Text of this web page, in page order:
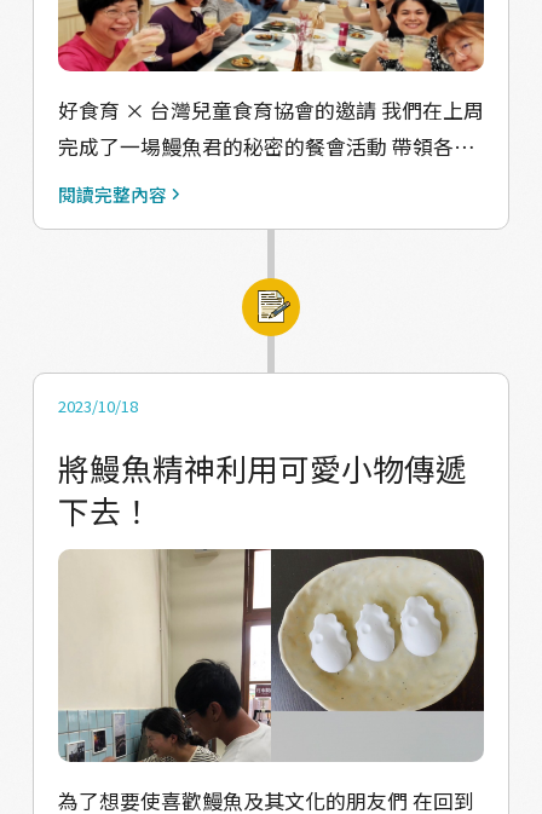
好食育 × 台灣兒童食育協會的邀請 我們在上周
完成了一場鰻魚君的秘密的餐會活動 帶領各位
老師們，透過「食物」這個載體 傳遞我們想傳
閱讀完整內容
2023/10/18
將鰻魚精神利用可愛小物傳遞
下去！
為了想要使喜歡鰻魚及其文化的朋友們 在回到